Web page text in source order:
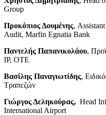
Group
Προκόπιος Δουμένης,
Audit, Marfin Egnatia Bank
Παντελής Παπανικολάου,
IP, ΟΤΕ
Βασίλης Παναγιωτίδης,
Τραπεζών
Γιώργος Δεληκούρας, Head
International Airport